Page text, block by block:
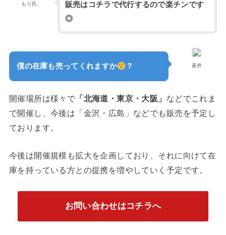
もり氏
販売はコチラで代行するので楽チンです
◎
蒼井
僕の在庫も売ってくれますか ？
開催場所は様々で 「北海道・東京・大阪」 などでこれま
で開催し、今後は「金沢・広島」などでも販売を予定し
ております。
今後は開催規模も拡大を企画しており、それに向けて在
庫を持っている方との提携を増やしていく予定です。
お問い合わせはコチラへ